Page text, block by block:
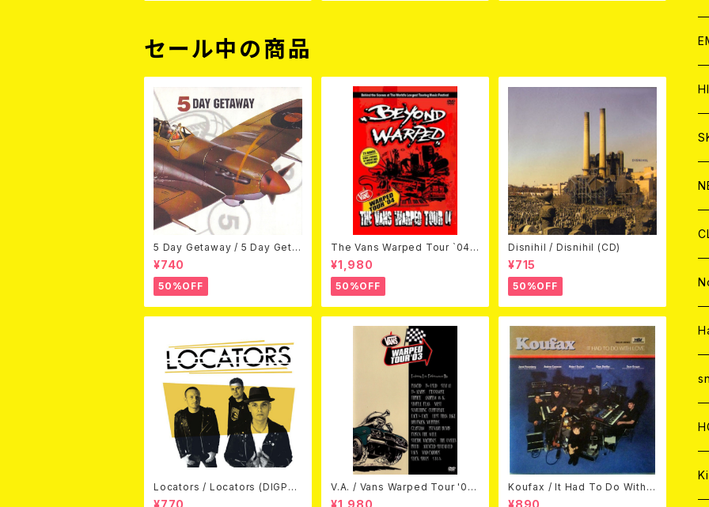
セール中の商品
5 Day Getaway / 5 Day Geta
way (CDEP)
¥740
50%OFF
The Vans Warped Tour `04
Beyond Warped (国内盤DVD)
¥1,980
50%OFF
Disnihil / Disnihil (CD)
¥715
50%OFF
Locators / Locators (DIGPAC
K CD)
V.A. / Vans Warped Tour '03
(DVD)
Koufax / It Had To Do With L
ove (CD)